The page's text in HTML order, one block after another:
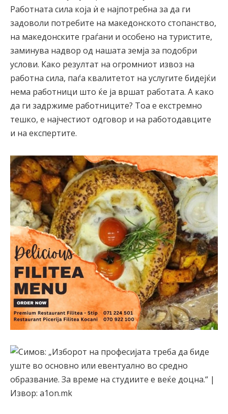
Работната сила која ѝ е најпотребна за да ги
задоволи потребите на македонското стопанство,
на македонските граѓани и особено на туристите,
заминува надвор од нашата земја за подобри
услови. Како резултат на огромниот извоз на
работна сила, паѓа квалитетот на услугите бидејќи
нема работници што ќе ја вршат работата. А како
да ги задржиме работниците? Тоа е екстремно
тешко, е најчестиот одговор и на работодавците
и на експертите.